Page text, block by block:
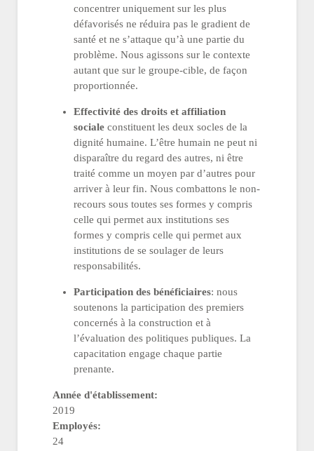
concentrer uniquement sur les plus
défavorisés ne réduira pas le gradient de
santé et ne s’attaque qu’à une partie du
problème. Nous agissons sur le contexte
autant que sur le groupe-cible, de façon
proportionnée.
Effectivité des droits et affiliation
sociale constituent les deux socles de la
dignité humaine. L’être humain ne peut ni
disparaître du regard des autres, ni être
traité comme un moyen par d’autres pour
arriver à leur fin. Nous combattons le non-
recours sous toutes ses formes y compris
celle qui permet aux institutions ses
formes y compris celle qui permet aux
institutions de se soulager de leurs
responsabilités.
Participation des bénéficiaires: nous
soutenons la participation des premiers
concernés à la construction et à
l’évaluation des politiques publiques. La
capacitation engage chaque partie
prenante.
Année d'établissement:
2019
Employés:
24